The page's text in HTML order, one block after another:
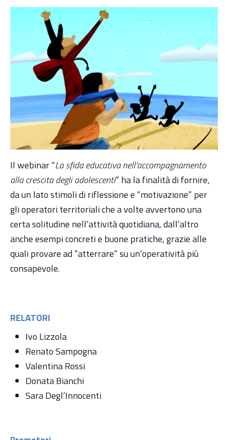
Il webinar “La sfida educativa nell’accompagnamento
alla crescita degli adolescenti” ha la finalità di fornire,
da un lato stimoli di riflessione e “motivazione” per
gli operatori territoriali che a volte avvertono una
certa solitudine nell’attività quotidiana, dall’altro
anche esempi concreti e buone pratiche, grazie alle
quali provare ad “atterrare” su un’operatività più
consapevole.
RELATORI
Ivo Lizzola
Renato Sampogna
Valentina Rossi
Donata Bianchi
Sara Degl’Innocenti